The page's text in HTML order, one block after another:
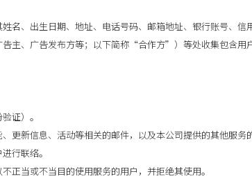
名、出生日期、地址、电话号码、邮箱地址、银行账号、
主、广告发布方等；以下简称“合作方”）等处收集包含用
证）。
更新信息、活动等相关的邮件，以及本公司提供的其他服务
行联络。
正当或不当目的使用服务的用户，并拒绝其使用。